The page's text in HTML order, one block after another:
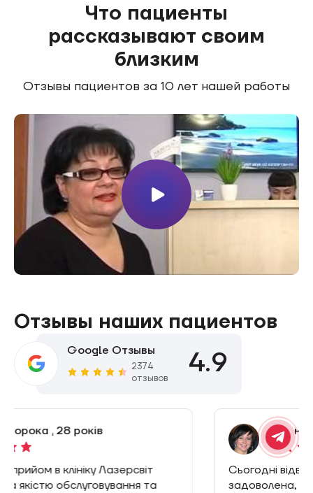
Что пациенты
рассказывают своим
близким
Отзывы пациентов за 10 лет нашей работы
Отзывы наших пациентов
Google Отзывы
2374
отзывов
4.9
Тетяна Кушнір , 30 років
Сьогодні відвідала цю клініку і залишилась
задоволена, бо і прийняли раніше запису і